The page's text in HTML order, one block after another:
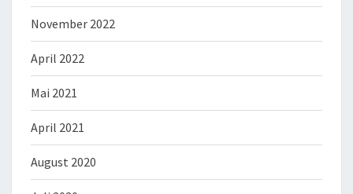
November 2022
April 2022
Mai 2021
April 2021
August 2020